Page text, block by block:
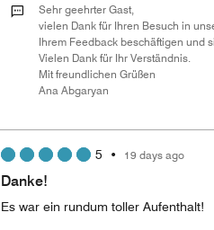
Sehr geehrter Gast,
vielen Dank für Ihren Besuch in
Ihrem Feedback beschäftigen und
Vielen Dank für Ihr Verständnis.
Mit freundlichen Grüßen
Ana Abgaryan
5 • 19 days ago
Danke!
Es war ein rundum toller Aufenthalt!